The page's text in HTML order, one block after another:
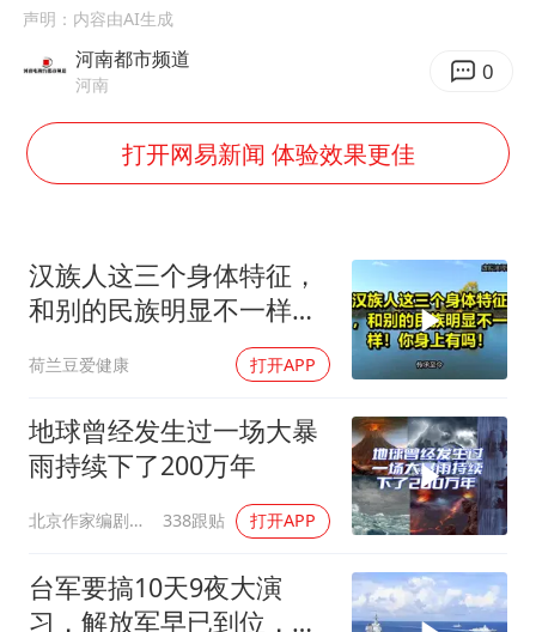
蒯曼挺进WTT横滨冠军赛女单四强
以军士兵把枪口对准中国记者
白海豚5次眼壁置换
构建更高水平的全民健身公共服务体系
声明：内容由AI生成
河南都市频道
河南 0
打开网易新闻 体验效果更佳
汉族人这三个身体特征，
和别的民族明显不一样！
荷兰豆爱健康 打开APP
地球曾经发生过一场大暴
雨持续下了200万年
北京作家编剧肥猪满圈 338跟贴 打开APP
台军要搞10天9夜大演
习，解放军早已到位，美